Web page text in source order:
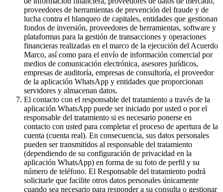
proveedores de herramientas de prevención del fraude y de
lucha contra el blanqueo de capitales, entidades que gestionan
fondos de inversión, proveedores de herramientas, software y
plataformas para la gestión de transacciones y operaciones
financieras realizadas en el marco de la ejecución del Acuerdo
Marco, así como para el envío de información comercial por
medios de comunicación electrónica, asesores jurídicos,
empresas de auditoría, empresas de consultoría, el proveedor
de la aplicación WhatsApp y entidades que proporcionan
servidores y almacenan datos.
El contacto con el responsable del tratamiento a través de la
aplicación WhatsApp puede ser iniciado por usted o por el
responsable del tratamiento si es necesario ponerse en
contacto con usted para completar el proceso de apertura de la
cuenta (cuenta real). En consecuencia, sus datos personales
pueden ser transmitidos al responsable del tratamiento
(dependiendo de su configuración de privacidad en la
aplicación WhatsApp) en forma de su foto de perfil y su
número de teléfono. El Responsable del tratamiento podrá
solicitarle que facilite otros datos personales únicamente
cuando sea necesario para responder a su consulta o gestionar